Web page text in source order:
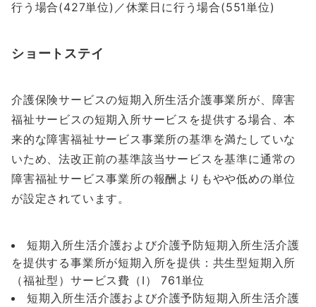
行う場合(427単位)／休業日に行う場合(551単位)
ショートステイ
介護保険サービスの短期入所生活介護事業所が、障害
福祉サービスの短期入所サービスを提供する場合、本
来的な障害福祉サービス事業所の基準を満たしていな
いため、法改正前の基準該当サービスを基準に通常の
障害福祉サービス事業所の報酬よりもやや低めの単位
が設定されています。
短期入所生活介護および介護予防短期入所生活介護
を提供する事業所が短期入所を提供：共生型短期入所
（福祉型）サービス費（Ⅰ） 761単位
短期入所生活介護および介護予防短期入所生活介護